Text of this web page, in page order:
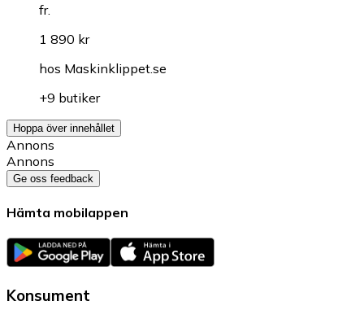
fr.
1 890 kr
hos Maskinklippet.se
+9 butiker
Hoppa över innehållet
Annons
Annons
Ge oss feedback
Hämta mobilappen
Konsument